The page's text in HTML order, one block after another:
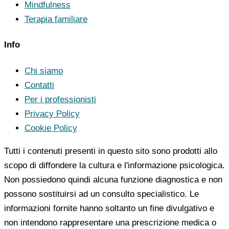
Mindfulness
Terapia familiare
Info
Chi siamo
Contatti
Per i professionisti
Privacy Policy
Cookie Policy
Tutti i contenuti presenti in questo sito sono prodotti allo
scopo di diffondere la cultura e l'informazione psicologica.
Non possiedono quindi alcuna funzione diagnostica e non
possono sostituirsi ad un consulto specialistico. Le
informazioni fornite hanno soltanto un fine divulgativo e
non intendono rappresentare una prescrizione medica o